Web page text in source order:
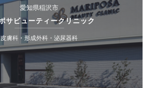
愛知県稲沢市
サビューティークリニック
皮膚科・形成外科・泌尿器科